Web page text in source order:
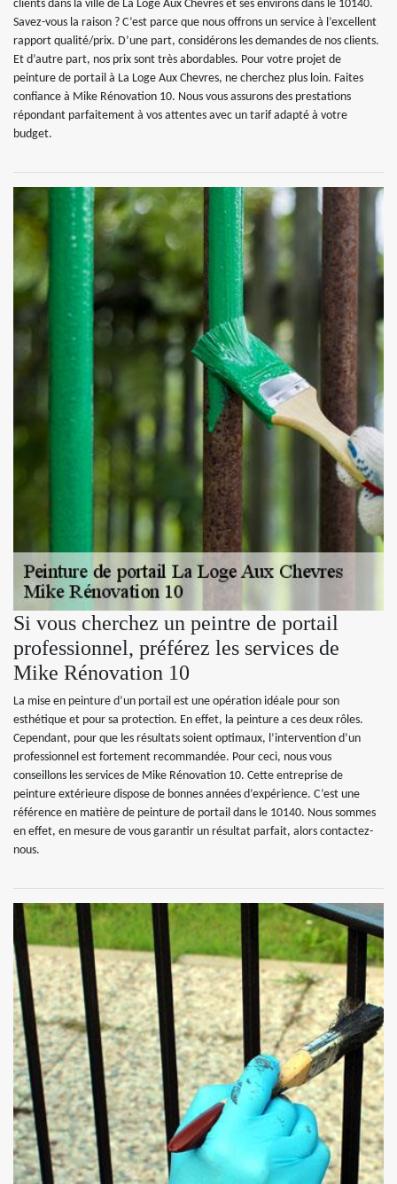
clients dans la ville de La Loge Aux Chevres et ses environs dans le 10140.
Savez-vous la raison ? C’est parce que nous offrons un service à l’excellent
rapport qualité/prix. D’une part, considérons les demandes de nos clients.
Et d’autre part, nos prix sont très abordables. Pour votre projet de
peinture de portail à La Loge Aux Chevres, ne cherchez plus loin. Faites
confiance à Mike Rénovation 10. Nous vous assurons des prestations
répondant parfaitement à vos attentes avec un tarif adapté à votre
budget.
Si vous cherchez un peintre de portail
professionnel, préférez les services de
Mike Rénovation 10
La mise en peinture d’un portail est une opération idéale pour son
esthétique et pour sa protection. En effet, la peinture a ces deux rôles.
Cependant, pour que les résultats soient optimaux, l’intervention d’un
professionnel est fortement recommandée. Pour ceci, nous vous
conseillons les services de Mike Rénovation 10. Cette entreprise de
peinture extérieure dispose de bonnes années d’expérience. C’est une
référence en matière de peinture de portail dans le 10140. Nous sommes
en effet, en mesure de vous garantir un résultat parfait, alors contactez-
nous.